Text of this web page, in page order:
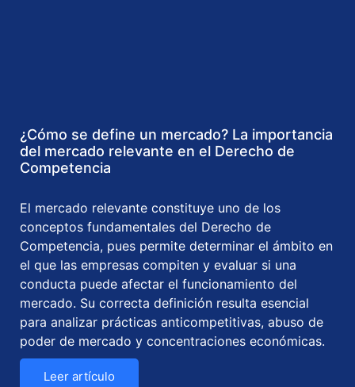
¿Cómo se define un mercado? La importancia
del mercado relevante en el Derecho de
Competencia
El mercado relevante constituye uno de los
conceptos fundamentales del Derecho de
Competencia, pues permite determinar el ámbito en
el que las empresas compiten y evaluar si una
conducta puede afectar el funcionamiento del
mercado. Su correcta definición resulta esencial
para analizar prácticas anticompetitivas, abuso de
poder de mercado y concentraciones económicas.
Leer artículo